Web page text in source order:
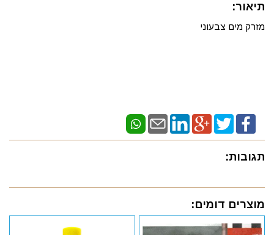
תיאור:
מזרק מים צבעוני
תגובות:
מוצרים דומים: